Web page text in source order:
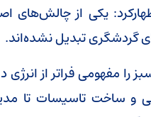
یکی از
گردشگری تبدیل نشده‌اند.
را مفهومی فراتر از
و ساخت تاسیسات تا